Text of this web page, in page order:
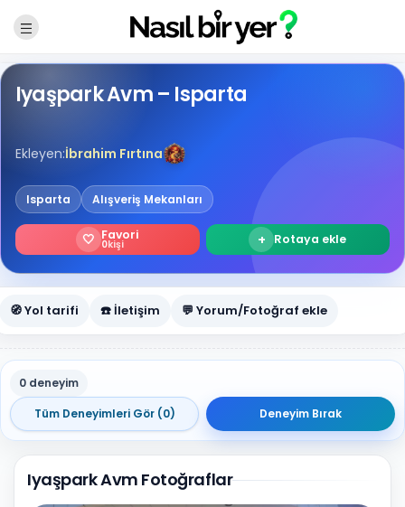
Iyaşpark Avm – Isparta
Ekleyen:İbrahim Fırtına
Isparta Alışveriş Mekanları
🤍 Favori
0kişi + Rotaya ekle
🧭 Yol tarifi ☎️ İletişim 💬 Yorum/Fotoğraf ekle
0 deneyim
Tüm Deneyimleri Gör (0)
Deneyim Bırak
Iyaşpark Avm Fotoğraflar